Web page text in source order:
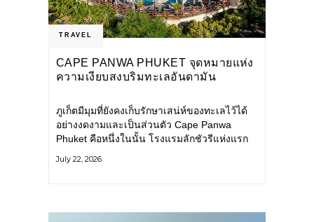
TRAVEL
CAPE PANWA PHUKET จุดหมายแห่ง
ความเงียบสงบริมทะเลอันดามัน
ภูเก็ตมีมุมที่ยังคงเก็บรักษาเสน่ห์ของทะเลไว้ได้
อย่างงดงามและเป็นส่วนตัว Cape Panwa
Phuket คือหนึ่งในนั้น โรงแรมลักชัวรีแห่งแรก
แหลมพันวา ทางตะวันออกเฉียงใต้ของเกาะ
July 22, 2026